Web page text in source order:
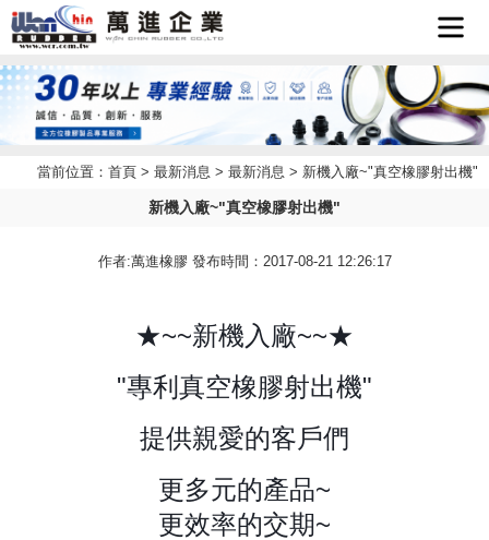
首頁
企業簡
當前位置： 首頁 > 最新消息 > 最新消息 > 新機入廠~"真空橡膠射出機"
新機入廠~"真空橡膠射出機"
作者:萬進橡膠 發布時間：2017-08-21 12:26:17
★~~新機入廠~~★
"專利真空橡膠射出機"
提供親愛的客戶們
更多元的產品~
更效率的交期~